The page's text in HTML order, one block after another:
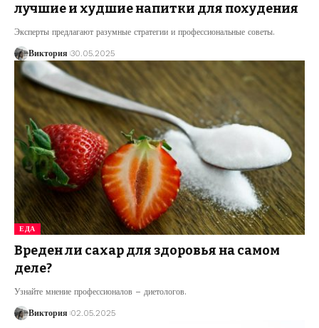
лучшие и худшие напитки для похудения
Эксперты предлагают разумные стратегии и профессиональные советы.
Виктория 30.05.2025
ЕДА
Вреден ли сахар для здоровья на самом
деле?
Узнайте мнение профессионалов – диетологов.
Виктория 02.05.2025